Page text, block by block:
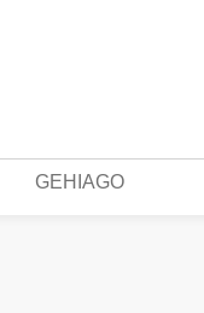
GEHIAGO